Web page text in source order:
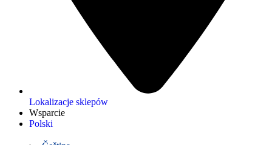
Lokalizacje sklepów
Wsparcie
Polski